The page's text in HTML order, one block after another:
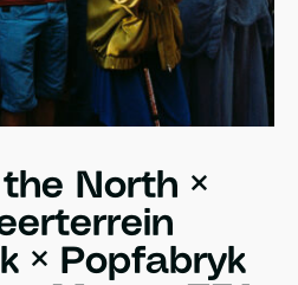
the North ×
× Popfabryk